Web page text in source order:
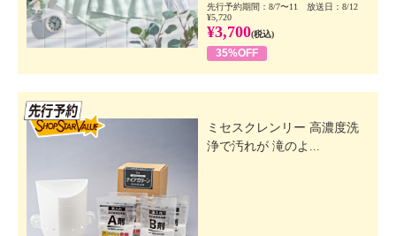
先行予約期間：8/7〜11 放送日：8/12
¥5,720
¥3,700(税込)
35%OFF
ミセスクレンリー 高濃度洗
浄で汚れが 滝のよ...